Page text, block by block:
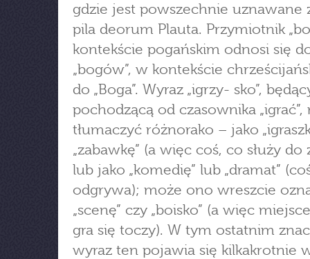
gdzie jest powszechnie uznawane
pila deorum Plauta. Przymiotnik
kontekście pogańskim odnosi się
„bogów”, w kontekście
do „Boga”. Wyraz „igrzy- sko”,
pochodzącą od czasownika „igrać”,
tłumaczyć różnorako – jako
„zabawkę” (a więc coś, co służy do
lub jako „komedię” lub „dramat”
odgrywa); może ono wreszcie
„scenę” czy „boisko” (a więc
gra się toczy). W tym ostatnim
wyraz ten pojawia się kilkakrotnie